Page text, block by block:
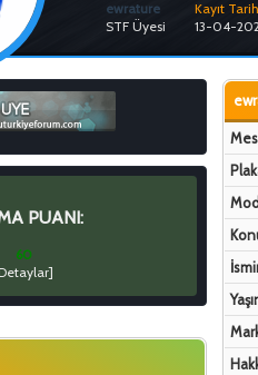
ewrature
STF Üyesi
Kayıt
13-04-
PUANI:
60
]